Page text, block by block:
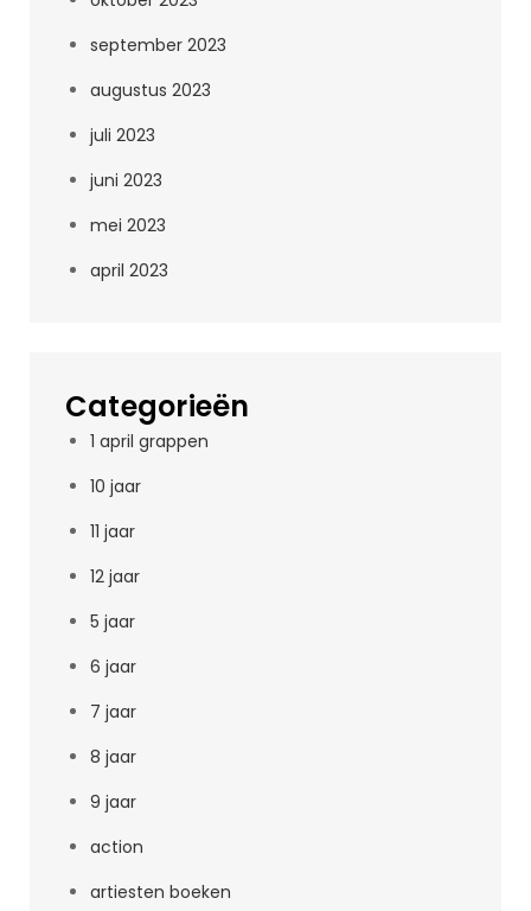
september 2023
augustus 2023
juli 2023
juni 2023
mei 2023
april 2023
Categorieën
1 april grappen
10 jaar
11 jaar
12 jaar
5 jaar
6 jaar
7 jaar
8 jaar
9 jaar
action
artiesten boeken